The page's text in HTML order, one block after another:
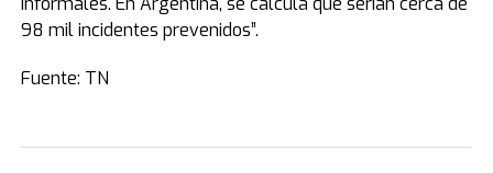
98 mil incidentes prevenidos”.
Fuente: TN